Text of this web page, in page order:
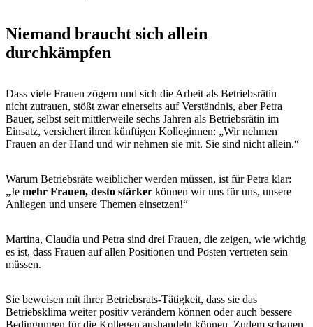
Niemand braucht sich allein
durchkämpfen
Dass viele Frauen zögern und sich die Arbeit als Betriebsrätin
nicht zutrauen, stößt zwar einerseits auf Verständnis, aber Petra
Bauer, selbst seit mittlerweile sechs Jahren als Betriebsrätin im
Einsatz, versichert ihren künftigen Kolleginnen: „Wir nehmen
Frauen an der Hand und wir nehmen sie mit. Sie sind nicht allein.“
Warum Betriebsräte weiblicher werden müssen, ist für Petra klar:
„Je mehr Frauen, desto stärker können wir uns für uns, unsere
Anliegen und unsere Themen einsetzen!“
Martina, Claudia und Petra sind drei Frauen, die zeigen, wie wichtig
es ist, dass Frauen auf allen Positionen und Posten vertreten sein
müssen.
Sie beweisen mit ihrer Betriebsrats-Tätigkeit, dass sie das
Betriebsklima weiter positiv verändern können oder auch bessere